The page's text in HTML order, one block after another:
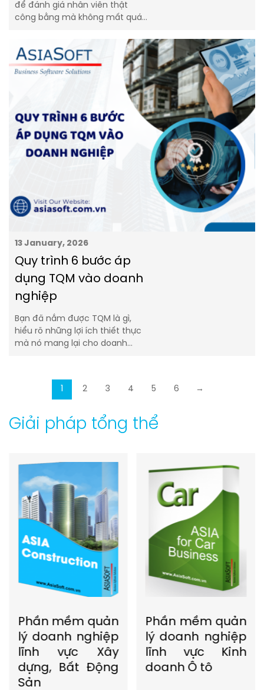
để đánh giá nhân viên thật
công bằng mà không mất quá…
13 January, 2026
Quy trình 6 bước áp
dụng TQM vào doanh
nghiệp
Bạn đã nắm được TQM là gì,
hiểu rõ những lợi ích thiết thực
mà nó mang lại cho doanh…
1 2 3 4 5 6 →
Giải pháp tổng thể
Phần mềm quản
lý doanh nghiệp
lĩnh vực Xây
dựng, Bất Động
Sản
Phần mềm quản
lý doanh nghiệp
lĩnh vực Kinh
doanh Ô tô